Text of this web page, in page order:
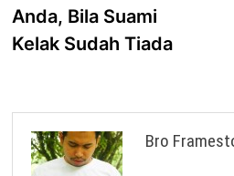
Anda, Bila Suami
Kelak Sudah Tiada
Bro